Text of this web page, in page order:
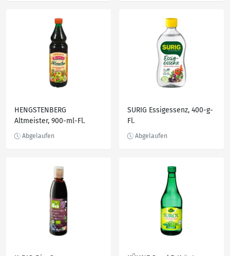
HENGSTENBERG
Altmeister, 900-ml-Fl.
SURIG Essigessenz, 400-g-
Fl.